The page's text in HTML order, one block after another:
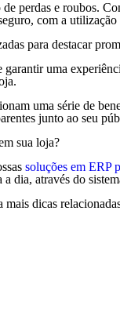
perdas e roubos.
com a
para destacar
uma
uma série de
junto ao seu
sua loja?
soluções em ERP
a dia, através do
mais dicas